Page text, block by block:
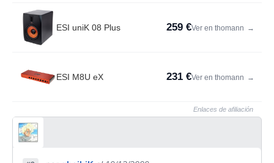
ESI uniK 08 Plus 259 €Ver en thomann →
ESI M8U eX 231 €Ver en thomann →
Enlaces de afiliación